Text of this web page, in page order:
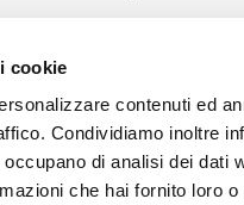
cookie
contenuti ed
Condividiamo inoltre
di analisi dei dati
che hai fornito loro
Note legali
Condizioni generali di
contratto